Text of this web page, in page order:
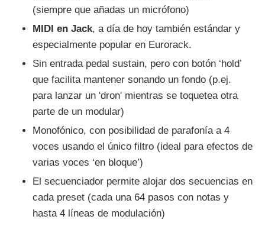
(siempre que añadas un micrófono)
MIDI en Jack, a día de hoy también estándar y
especialmente popular en Eurorack.
Sin entrada pedal sustain, pero con botón ‘hold’
que facilita mantener sonando un fondo (p.ej.
para lanzar un 'dron' mientras se toquetea otra
parte de un modular)
Monofónico, con posibilidad de parafonía a 4
voces usando el único filtro (ideal para efectos de
varias voces ‘en bloque’)
El secuenciador permite alojar dos secuencias en
cada preset (cada una 64 pasos con notas y
hasta 4 líneas de modulación)